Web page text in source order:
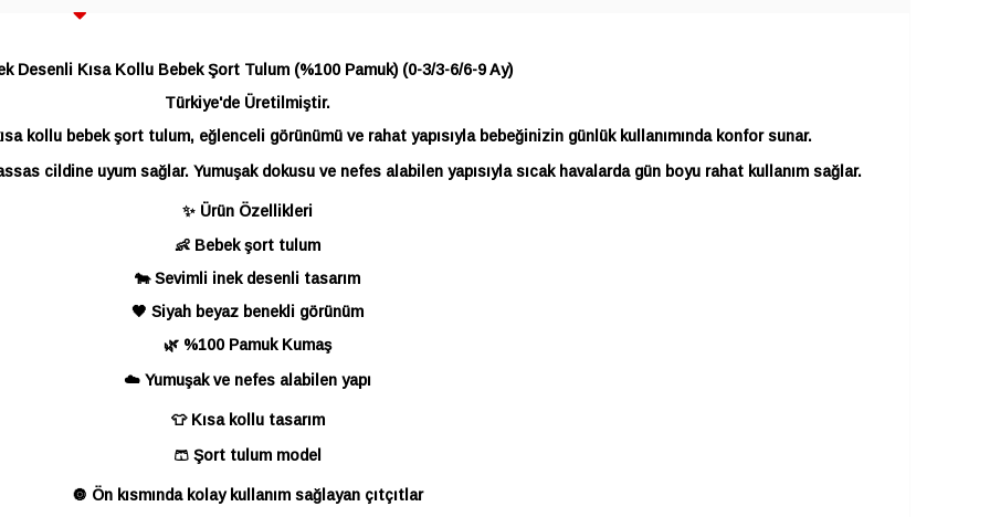
Desenli Kısa Kollu Bebek Şort Tulum (%100 Pamuk) (0-3/3-6/6-9 Ay)
Türkiye'de Üretilmiştir.
kollu bebek şort tulum, eğlenceli görünümü ve rahat yapısıyla bebeğinizin günlük kullanımında konfor sunar.
cildine uyum sağlar. Yumuşak dokusu ve nefes alabilen yapısıyla sıcak havalarda gün boyu rahat kullanım sağlar.
✨ Ürün Özellikleri
👶 Bebek şort tulum
🐄 Sevimli inek desenli tasarım
🖤 Siyah beyaz benekli görünüm
🌿 %100 Pamuk Kumaş
☁️ Yumuşak ve nefes alabilen yapı
👕 Kısa kollu tasarım
🩳 Şort tulum model
🔘 Ön kısmında kolay kullanım sağlayan çıtçıtlar